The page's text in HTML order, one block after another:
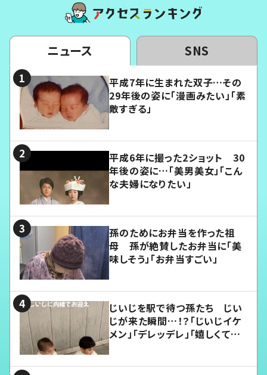
ニュース SNS
平成7年に生まれた双子…その
29年後の姿に「漫画みたい」「素
敵すぎる」
平成6年に撮った2ショット 30
年後の姿に…「美男美女」「こん
な夫婦になりたい」
孫のためにお弁当を作った祖
母 孫が絶賛したお弁当に「美
味しそう」「お弁当すごい」
じいじを駅で待つ孫たち じい
じが来た瞬間…！？「じいじイケ
メン」「デレッデレ」「嬉しくて可